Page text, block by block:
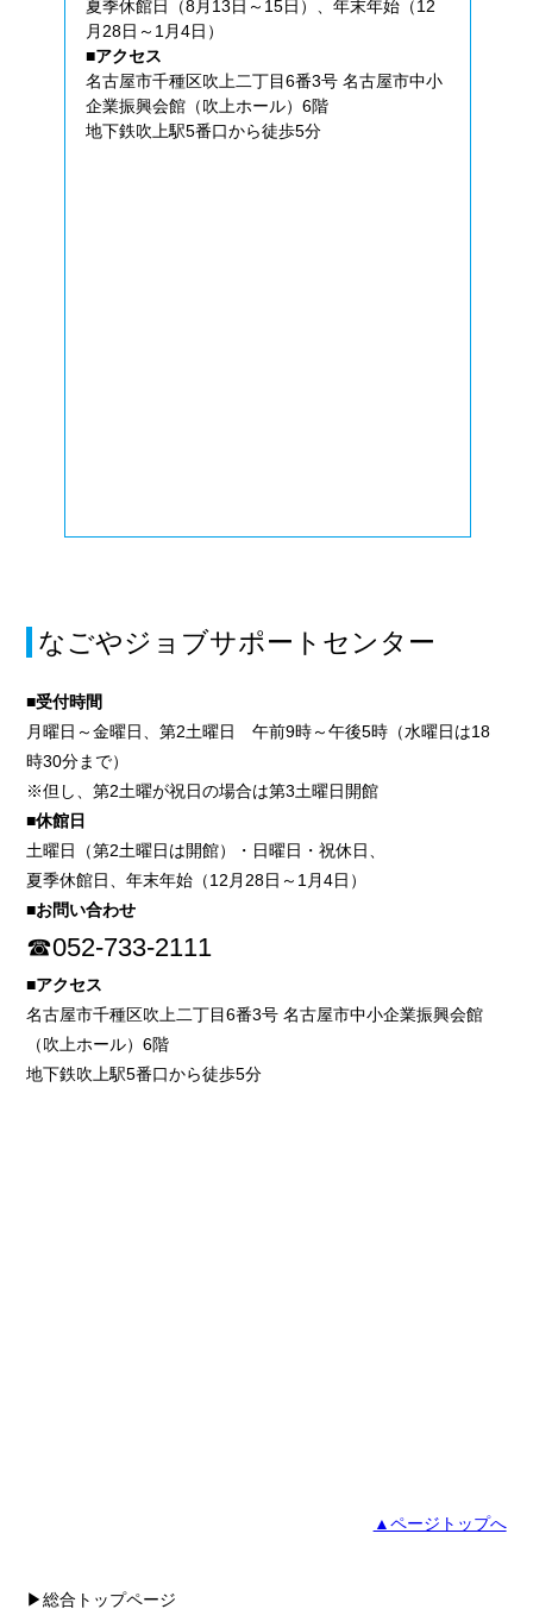
夏季休館日（8月13日～15日）、年末年始（12
月28日～1月4日）
■アクセス
名古屋市千種区吹上二丁目6番3号 名古屋市中小
企業振興会館（吹上ホール）6階
地下鉄吹上駅5番口から徒歩5分
なごやジョブサポートセンター
■受付時間
月曜日～金曜日、第2土曜日 午前9時～午後5時（水曜日は18
時30分まで）
※但し、第2土曜が祝日の場合は第3土曜日開館
■休館日
土曜日（第2土曜日は開館）・日曜日・祝休日、
夏季休館日、年末年始（12月28日～1月4日）
■お問い合わせ
☎052-733-2111
■アクセス
名古屋市千種区吹上二丁目6番3号 名古屋市中小企業振興会館
（吹上ホール）6階
地下鉄吹上駅5番口から徒歩5分
▲ページトップへ
▶総合トップページ